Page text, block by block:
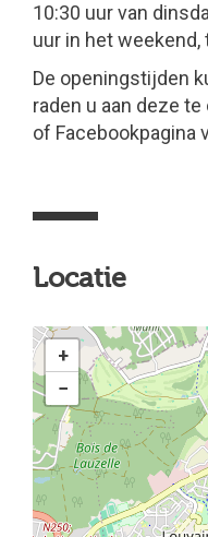
10:30 uur van
uur in het weekend,
De openingstijden
raden u aan deze
of Facebookpagina
Locatie
+
−